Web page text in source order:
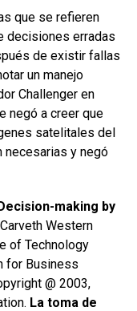
que se refieren
decisiones erradas
de existir fallas
un manejo
Challenger en
negó a creer que
satelitales del
necesarias y negó
making by
Western
of Technology
for Business
@ 2003,
La toma de